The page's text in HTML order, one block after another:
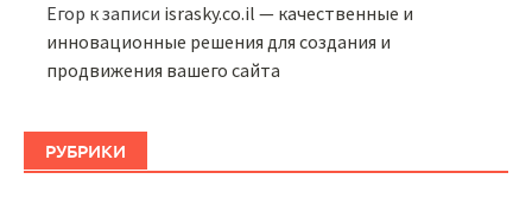
Егор к записи israsky.co.il — качественные и
инновационные решения для создания и
продвижения вашего сайта
РУБРИКИ